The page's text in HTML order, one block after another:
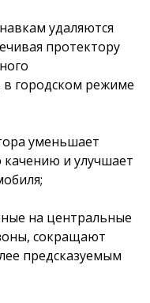
удаляются
протектору
в городском режиме
уменьшает
и улучшает
на центральные
сокращают
предсказуемым